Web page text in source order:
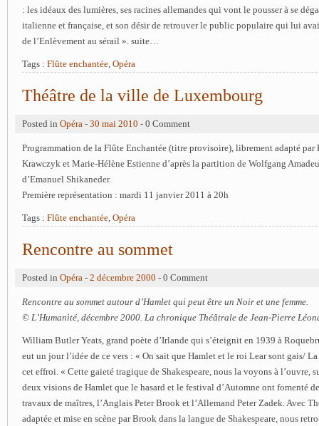
: les idéaux des lumières, ses racines allemandes qui vont le pousser à se
italienne et française, et son désir de retrouver le public populaire qui lui
de l’Enlèvement au sérail ». suite…
Tags : Flûte enchantée Opéra
Théâtre de la ville de Luxembourg
Posted in Opéra - 30 mai 2010 - 0 Comment
Programmation de la Flûte Enchantée (titre provisoire), librement adapté par
Krawczyk et Marie-Hélène Estienne d’après la partition de Wolfgang
d’Emanuel Shikaneder.
Première représentation : mardi 11 janvier 2011 à 20h
Tags : Flûte enchantée Opéra
Rencontre au sommet
Posted in Opéra - 2 décembre 2000 - 0 Comment
Rencontre au sommet autour d’Hamlet qui peut être un Noir et une femme.
© L’Humanité, décembre 2000. La chronique Théâtrale de Jean-Pierre
William Butler Yeats, grand poète d’Irlande qui s’éteignit en 1939 à
eut un jour l’idée de ce vers : « On sait que Hamlet et le roi Lear sont gais/
cet effroi. « Cette gaieté tragique de Shakespeare, nous la voyons à l’ouvre,
deux visions de Hamlet que le hasard et le festival d’Automne ont fomenté
travaux de maîtres, l’Anglais Peter Brook et l’Allemand Peter Zadek. Avec
adaptée et mise en scène par Brook dans la langue de Shakespeare, nous